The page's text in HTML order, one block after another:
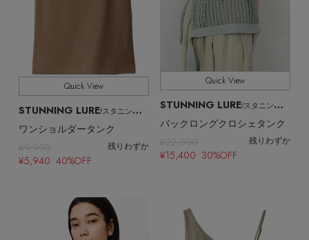
Quick View
STUNNING LURE/スタニングルアー
バックロングクロシェタンク
¥22,000 残りわずか
¥15,400 30%OFF
Quick View
STUNNING LURE/スタニングルアー
ワンショルダータンク
¥9,900 残りわずか
¥5,940 40%OFF